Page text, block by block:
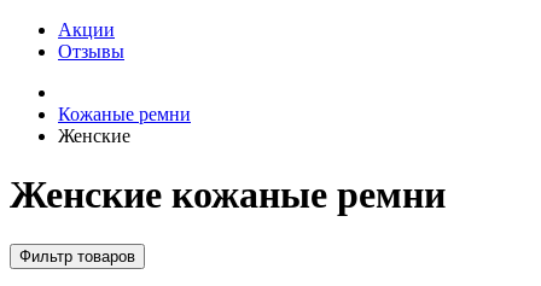
Акции
Отзывы
Кожаные ремни
Женские
Женские кожаные ремни
Фильтр товаров